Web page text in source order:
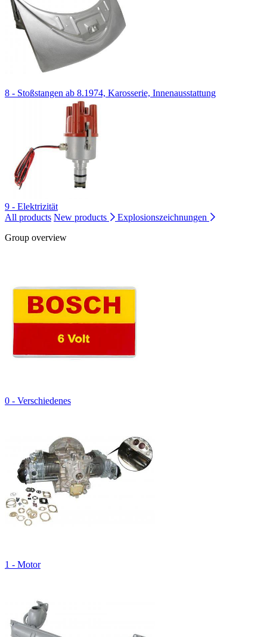
8 - Stoßstangen ab 8.1974, Karosserie, Innenausstattung
9 - Elektrizität
All products New products
Explosionszeichnungen
Group overview
0 - Verschiedenes
1 - Motor